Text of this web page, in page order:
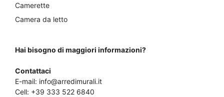
Camerette
Camera da letto
Hai bisogno di maggiori informazioni?
Contattaci
E-mail: info@arredimurali.it
Cell: +39 333 522 6840